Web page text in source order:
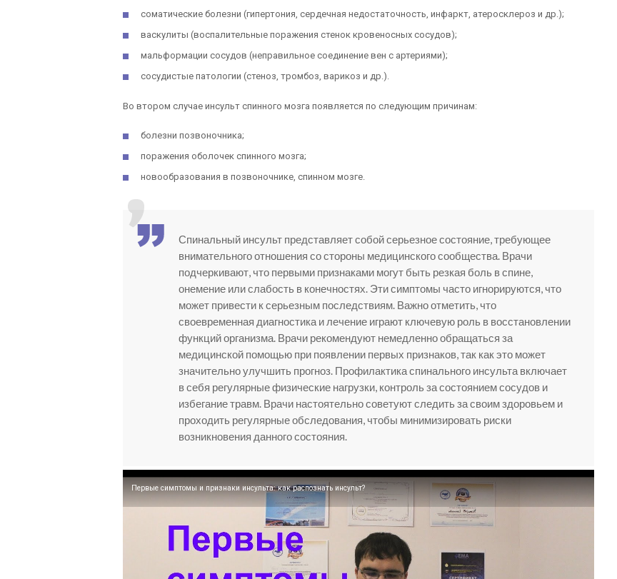
соматические болезни (гипертония, сердечная недостаточность, инфаркт, атеросклероз и др.);
васкулиты (воспалительные поражения стенок кровеносных сосудов);
мальформации сосудов (неправильное соединение вен с артериями);
сосудистые патологии (стеноз, тромбоз, варикоз и др.).
Во втором случае инсульт спинного мозга появляется по следующим причинам:
болезни позвоночника;
поражения оболочек спинного мозга;
новообразования в позвоночнике, спинном мозге.
Спинальный инсульт представляет собой серьезное состояние, требующее
внимательного отношения со стороны медицинского сообщества. Врачи
подчеркивают, что первыми признаками могут быть резкая боль в спине,
онемение или слабость в конечностях. Эти симптомы часто игнорируются, что
может привести к серьезным последствиям. Важно отметить, что
своевременная диагностика и лечение играют ключевую роль в восстановлении
функций организма. Врачи рекомендуют немедленно обращаться за
медицинской помощью при появлении первых признаков, так как это может
значительно улучшить прогноз. Профилактика спинального инсульта включает
в себя регулярные физические нагрузки, контроль за состоянием сосудов и
избегание травм. Врачи настоятельно советуют следить за своим здоровьем и
проходить регулярные обследования, чтобы минимизировать риски
возникновения данного состояния.
Первые симптомы и признаки инсульта: как распознать инсульт?